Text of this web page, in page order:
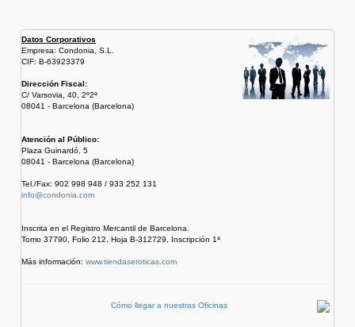
Datos Corporativos
Empresa: Condonia, S.L.
CIF: B-63923379
Dirección Fiscal:
C/ Varsovia, 40, 2º2ª
08041 - Barcelona (Barcelona)
Atención al Público:
Plaza Guinardó, 5
08041 - Barcelona (Barcelona)
Tel./Fax: 902 998 948 / 933 252 131
info@condonia.com
Inscrita en el Registro Mercantil de Barcelona.
Tomo 37790, Folio 212, Hoja B-312729, Inscripción 1ª
Más información: www.tiendaseroticas.com
Cómo llegar a nuestras Oficinas